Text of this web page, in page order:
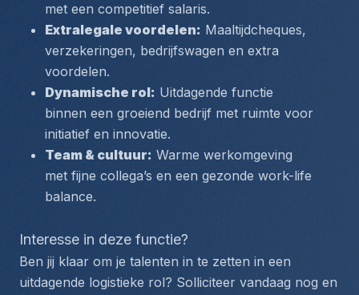
met een competitief salaris.
Extralegale voordelen: Maaltijdcheques,
verzekeringen, bedrijfswagen en extra
voordelen.
Dynamische rol: Uitdagende functie
binnen een groeiend bedrijf met ruimte voor
initiatief en innovatie.
Team & cultuur: Warme werkomgeving
met fijne collega’s en een gezonde work-life
balance.
Interesse in deze functie?
Ben jij klaar om je talenten in te zetten in een
uitdagende logistieke rol? Solliciteer vandaag nog en